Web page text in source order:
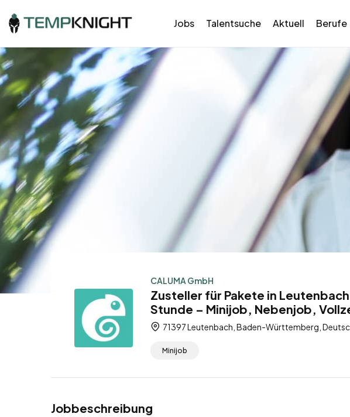
Jobs Talentsuche Aktuell Berufe
CALUMA GmbH
Zusteller für Pakete in
Stunde – Minijob, Nebenjob,
71397 Leutenbach, Baden-Württemberg,
Minijob
Jobbeschreibung